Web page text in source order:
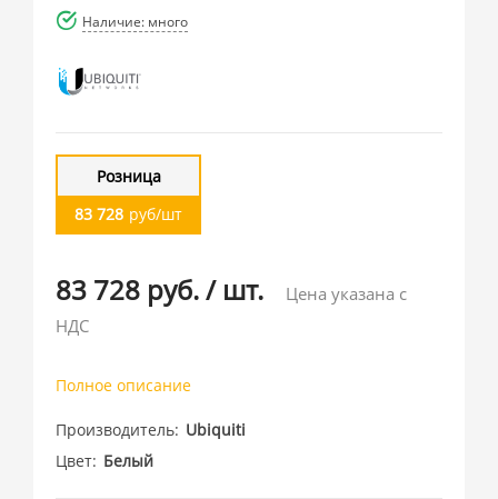
Наличие: много
Розница
83 728 руб/шт
83 728 руб./ шт.
Цена указана с
НДС
Полное описание
Производитель Ubiquiti
Цвет Белый